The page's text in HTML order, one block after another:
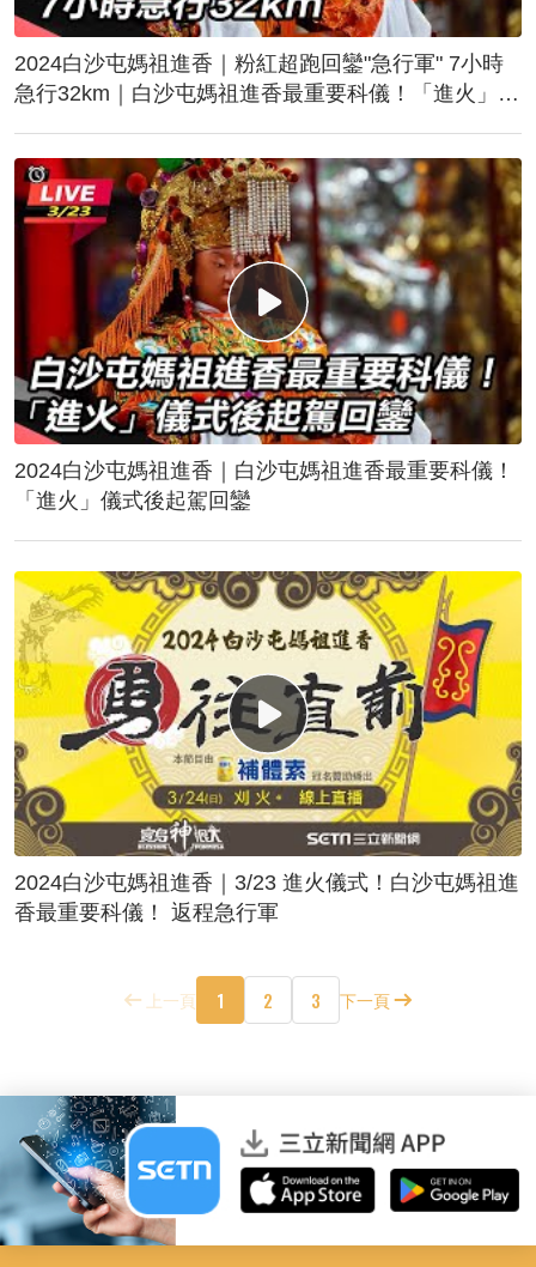
2024白沙屯媽祖進香｜粉紅超跑回鑾"急行軍" 7小時
急行32km｜白沙屯媽祖進香最重要科儀！「進火」儀
2024白沙屯媽祖進香｜白沙屯媽祖進香最重要科儀！
「進火」儀式後起駕回鑾
2024白沙屯媽祖進香｜3/23 進火儀式！白沙屯媽祖進
香最重要科儀！ 返程急行軍
上一頁 1 2 3 下一頁